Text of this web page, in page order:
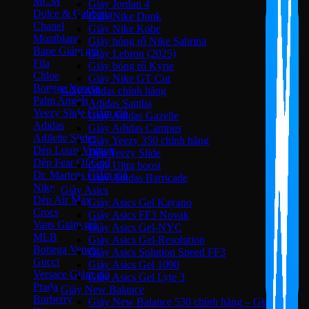
Dolce & Gabbana
Chanel
Montblanc
Bape
Fila
Chloe
Bottega Veneta
Palm Angels
Yeezy Slide
Adidas
Adilette Slides
Dép Louis Vuitton
Dép Fear Of God
Dr. Martens
Nike
Dép Air Max
Crocs
Vans
MLB
Bottega Veneta
Gucci
Versace
Prada
Burberry
Giày Jordan 4
Giày Nike Dunk
Giày Nike Kobe
Giày bóng rổ Nike Sabrina
Giày Lebron (2025)
Giày bóng rổ Kyrie
Giày Nike GT Cut
Giày Adidas chính hãng
Adidas Samba
Giày Adidas Gazelle
Giày Adidas Campus
Giày Yeezy 350 chính hãng
Dép Yeezy Slide
Giày Ultra boost
Giày Adidas Barricade
Giày Asics
Giày Asics Gel Kayano
Giày Asics FF3 Novak
Giày Asics Gel-NYC
Giày Asics Gel-Resolution
Giày Asics Solution Speed FF3
Giày Asics Gel 1090
Giày Asics Gel Lyte 3
Giày New Balance
Giày New Balance 530 chính hãng – Giá Tốt